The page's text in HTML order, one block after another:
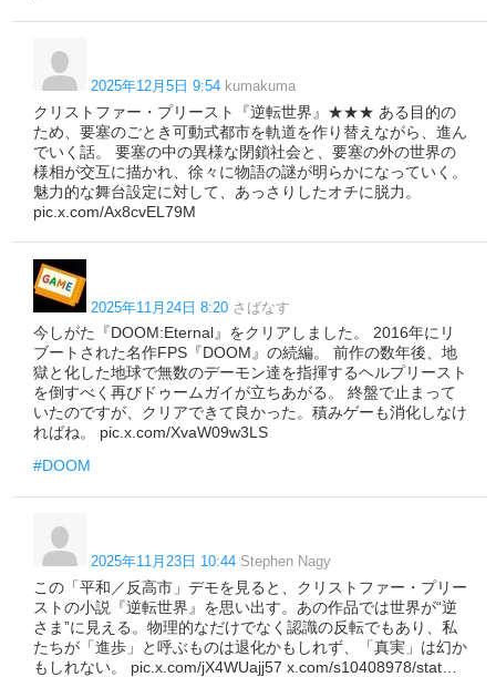
2025年12月5日 9:54 kumakuma
クリストファー・プリースト『逆転世界』★★★ ある目的の
ため、要塞のごとき可動式都市を軌道を作り替えながら、進ん
でいく話。 要塞の中の異様な閉鎖社会と、要塞の外の世界の
様相が交互に描かれ、徐々に物語の謎が明らかになっていく。
魅力的な舞台設定に対して、あっさりしたオチに脱力。
pic.x.com/Ax8cvEL79M
2025年11月24日 8:20 さばなす
今しがた『DOOM:Eternal』をクリアしました。 2016年にリ
ブートされた名作FPS『DOOM』の続編。 前作の数年後、地
獄と化した地球で無数のデーモン達を指揮するヘルプリースト
を倒すべく再びドゥームガイが立ちあがる。 終盤で止まって
いたのですが、クリアできて良かった。積みゲーも消化しなけ
ればね。 pic.x.com/XvaW09w3LS
#DOOM
2025年11月23日 10:44 Stephen Nagy
この「平和／反高市」デモを見ると、クリストファー・プリー
ストの小説『逆転世界』を思い出す。あの作品では世界が“逆
さま”に見える。物理的なだけでなく認識の反転でもあり、私
たちが「進歩」と呼ぶものは退化かもしれず、「真実」は幻か
もしれない。 pic.x.com/jX4WUajj57 x.com/s10408978/stat…